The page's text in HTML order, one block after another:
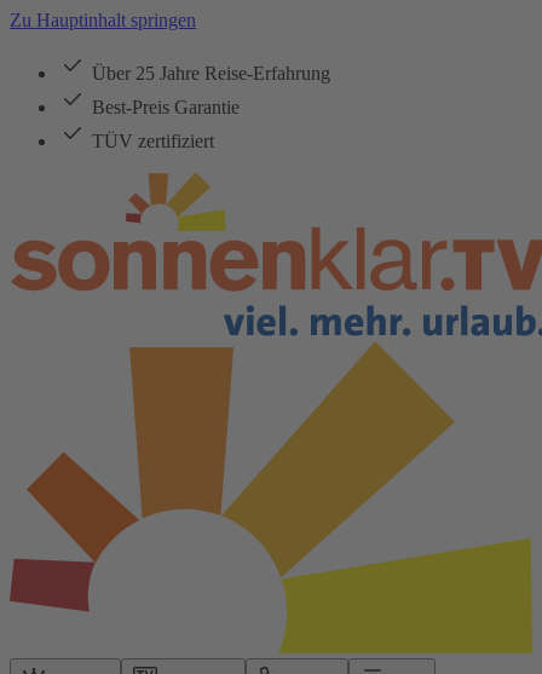
Zu Hauptinhalt springen
Über 25 Jahre Reise-Erfahrung
Best-Preis Garantie
TÜV zertifiziert